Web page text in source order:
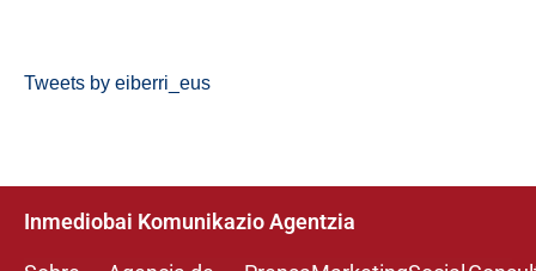
Tweets by eiberri_eus
Inmediobai Komunikazio Agentzia